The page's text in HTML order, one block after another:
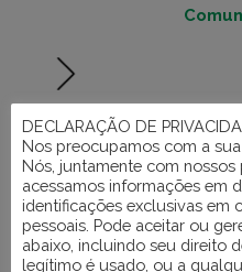
DECLARAÇÃO DE
Nos preocupamos com a
Nós, juntamente com
acessamos informações em
identificações exclusivas em
pessoais. Pode aceitar ou
abaixo, incluindo seu direito
legítimo é usado, ou a